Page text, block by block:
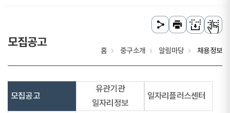
모집공고
홈 중구소개 알림마당 채용정보
모집공고
유관기관
일자리정보
일자리플러스센터